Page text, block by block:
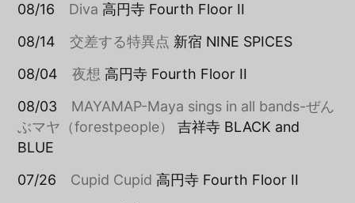
08/16 Diva 高円寺 Fourth Floor II
08/14交差する特異点 新宿 NINE SPICES
08/04夜想 高円寺 Fourth Floor II
08/03 MAYAMAP-Maya sings in all bands-ぜん
ぶマヤ（forestpeople）
吉祥寺 BLACK and
BLUE
07/26 Cupid Cupid 高円寺 Fourth Floor II